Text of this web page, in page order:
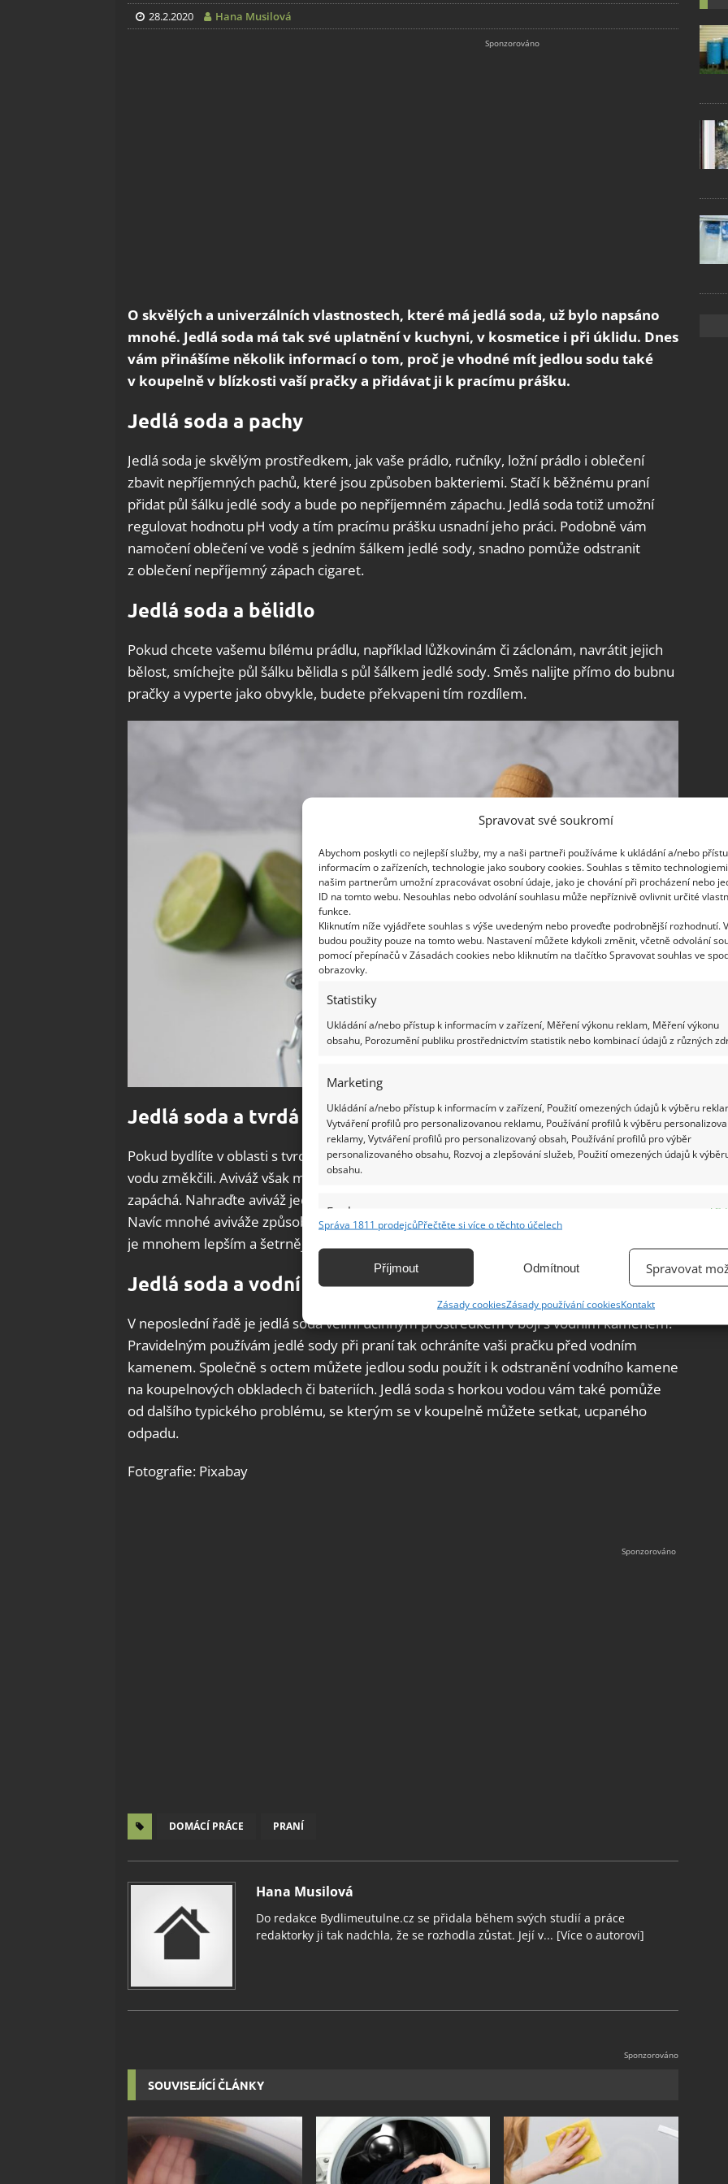
Spravovat své soukromí
Abychom poskytli co nejlepší služby, my a naši partneři používáme k ukládání a/nebo
informacím o zařízeních, technologie jako soubory cookies. Souhlas s těmito
našim partnerům umožní zpracovávat osobní údaje, jako je chování při procházení nebo
ID na tomto webu. Nesouhlas nebo odvolání souhlasu může nepříznivě ovlivnit určité
funkce.
Kliknutím níže vyjádřete souhlas s výše uvedeným nebo proveďte podrobnější rozhodnutí.
budou použity pouze na tomto webu. Nastavení můžete kdykoli změnit, včetně odvolání
pomocí přepínačů v Zásadách cookies nebo kliknutím na tlačítko Spravovat souhlas ve
obrazovky.
Statistiky
Ukládání a/nebo přístup k informacím v zařízení, Měření výkonu reklam, Měření výkonu
obsahu, Porozumění publiku prostřednictvím statistik nebo kombinací údajů z různých
Marketing
Ukládání a/nebo přístup k informacím v zařízení, Použití omezených údajů k výběru
Vytváření profilů pro personalizovanou reklamu, Používání profilů k výběru
reklamy, Vytváření profilů pro personalizovaný obsah, Používání profilů pro výběr
personalizovaného obsahu, Rozvoj a zlepšování služeb, Použití omezených údajů k
obsahu.
Funkce
Identifikace zařízení na základě automaticky přenášených informací.
základě aktivně vyžádaných informací.
Zajištění bezpečnosti, předcházení a zjišťování podvodů a
odstraňování chyb, Poskytování a zobrazování reklamy a obsahu,
Ukládání a sdělování voleb ochrany osobních údajů.
Správa 1811 prodejcůPřečtěte si více o těchto účelech
Příjmout Odmítnout Spravovat
Zásady cookiesZásady používání cookiesKontakt
28.2.2020 Hana Musilová
O skvělých a univerzálních vlastnostech, které má jedlá soda, už bylo napsáno
mnohé. Jedlá soda má tak své uplatnění v kuchyni, v kosmetice i při úklidu. Dnes
vám přinášíme několik informací o tom, proč je vhodné mít jedlou sodu také
v koupelně v blízkosti vaší pračky a přidávat ji k pracímu prášku.
Jedlá soda a pachy
Jedlá soda je skvělým prostředkem, jak vaše prádlo, ručníky, ložní prádlo i oblečení
zbavit nepříjemných pachů, které jsou způsoben bakteriemi. Stačí k běžnému praní
přidat půl šálku jedlé sody a bude po nepříjemném zápachu. Jedlá soda totiž umožní
regulovat hodnotu pH vody a tím pracímu prášku usnadní jeho práci. Podobně vám
namočení oblečení ve vodě s jedním šálkem jedlé sody, snadno pomůže odstranit
z oblečení nepříjemný zápach cigaret.
Jedlá soda a bělidlo
Pokud chcete vašemu bílému prádlu, například lůžkovinám či záclonám, navrátit jejich
bělost, smíchejte půl šálku bělidla s půl šálkem jedlé sody. Směs nalijte přímo do bubnu
pračky a vyperte jako obvykle, budete překvapeni tím rozdílem.
Jedlá soda a tvrdá voda
Pokud bydlíte v oblasti s tvrdou vodou, pravděpodobně k prádlu přidáváte aviváž, abyste
vodu změkčili. Aviváž však mění strukturu tkanin a způsobuje, že oblečení rychleji
zapáchá. Nahraďte aviváž jedlou sodou a vaše prádlo bude krásně měkké a voňavé.
Navíc mnohé aviváže způsobují problémy dětem a lidem s citlivou pokožkou, jedlá soda
je mnohem lepším a šetrnějším řešením.
Jedlá soda a vodní kámen
V neposlední řadě je jedlá soda velmi účinným prostředkem v boji s vodním kamenem.
Pravidelným používám jedlé sody při praní tak ochráníte vaši pračku před vodním
kamenem. Společně s octem můžete jedlou sodu použít i k odstranění vodního kamene
na koupelnových obkladech či bateriích. Jedlá soda s horkou vodou vám také pomůže
od dalšího typického problému, se kterým se v koupelně můžete setkat, ucpaného
odpadu.
Fotografie: Pixabay
DOMÁCÍ PRÁCE PRANÍ
Hana Musilová
Do redakce Bydlimeutulne.cz se přidala během svých studií a práce
redaktorky ji tak nadchla, že se rozhodla zůstat. Její v... [Více o autorovi]
SOUVISEJÍCÍ ČLÁNKY